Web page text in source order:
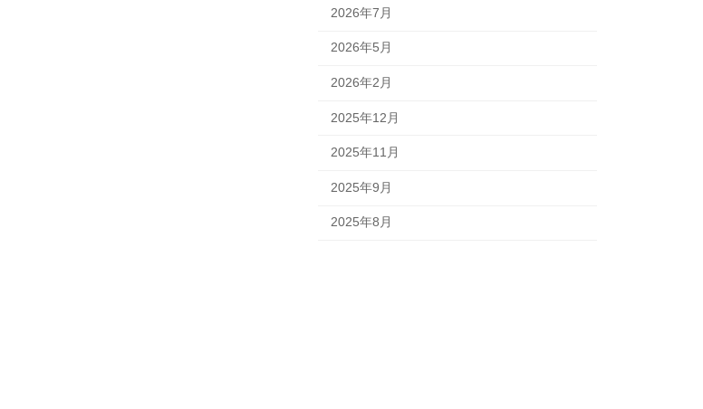
2026年7月
2026年5月
2026年2月
2025年12月
2025年11月
2025年9月
2025年8月